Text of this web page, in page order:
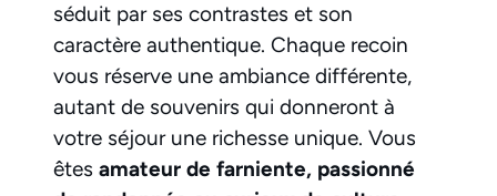
séduit par ses contrastes et son
caractère authentique. Chaque recoin
vous réserve une ambiance différente,
autant de souvenirs qui donneront à
votre séjour une richesse unique. Vous
êtes amateur de farniente, passionné